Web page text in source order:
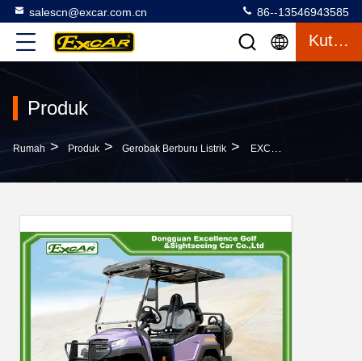
salescn@excar.com.cn 86--13546943585
Kutipan
Produk
Rumah > Produk > Gerobak Berburu Listrik > EXCAR Electric Hunting Buggy Dengan Trojan Battery / Curtis Controller